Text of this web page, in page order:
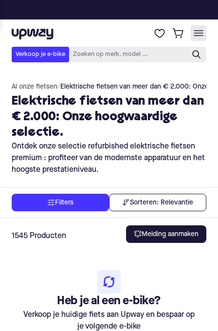
Al onze fietsen/Elektrische fietsen van meer dan € 2.000: Onze
Elektrische fietsen van meer dan
€ 2.000: Onze hoogwaardige
selectie.
Ontdek onze selectie refurbished elektrische fietsen
premium : profiteer van de modernste apparatuur en het
hoogste prestatieniveau.
Filters Sorteren: Relevantie
1545 Producten Melding aanmaken
Heb je al een e-bike?
Verkoop je huidige fiets aan Upway en bespaar op
je volgende e-bike